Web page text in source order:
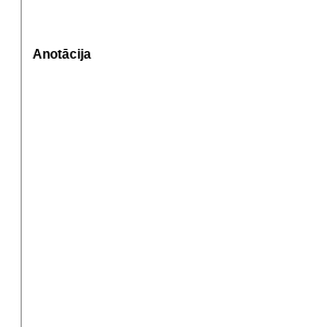
Anotācija